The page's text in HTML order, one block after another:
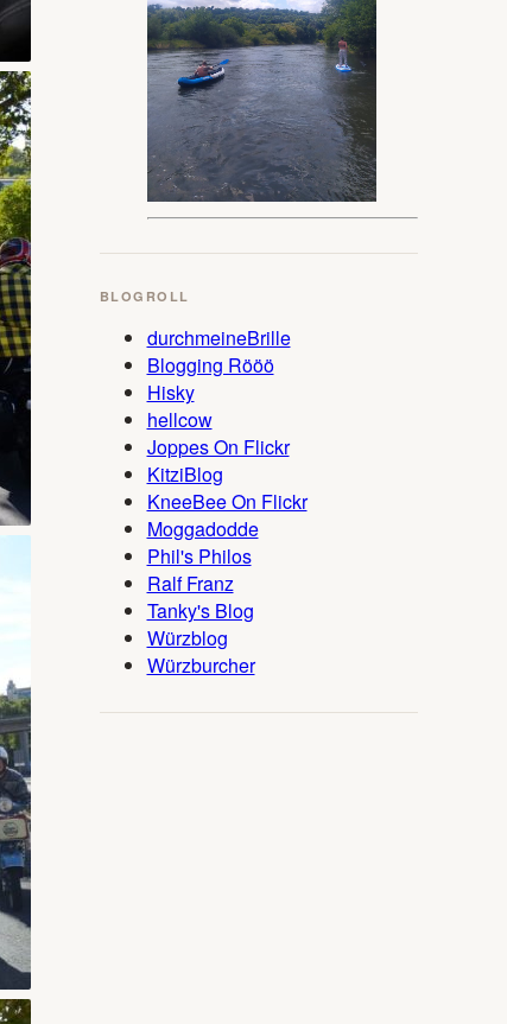
BLOGROLL
durchmeineBrille
Blogging Rööö
Hisky
hellcow
Joppes On Flickr
KitziBlog
KneeBee On Flickr
Moggadodde
Phil's Philos
Ralf Franz
Tanky's Blog
Würzblog
Würzburcher